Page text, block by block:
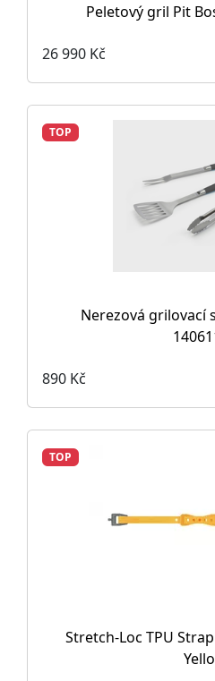
Peletový gril Pit
26 990 Kč
TOP
Nerezová grilovací
890 Kč
TOP
Stretch-Loc TPU